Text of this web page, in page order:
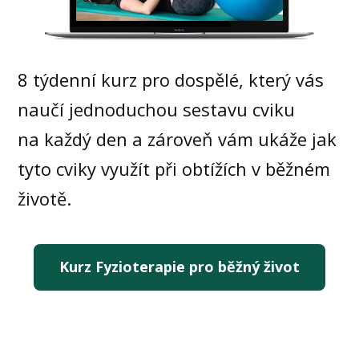
8 týdenní kurz pro dospělé, který vás
naučí jednoduchou sestavu cviku
na každý den a zároveň vám ukáže jak
tyto cviky využít při obtížích v běžném
životě.
Kurz Fyzioterapie pro běžný život